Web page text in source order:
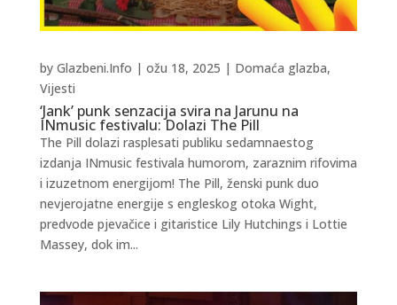
‘Jank’ punk senzacija svira na Jarunu na
INmusic festivalu: Dolazi The Pill
by Glazbeni.Info | ožu 18, 2025 | Domaća glazba,
Vijesti
The Pill dolazi rasplesati publiku sedamnaestog
izdanja INmusic festivala humorom, zaraznim rifovima
i izuzetnom energijom! The Pill, ženski punk duo
nevjerojatne energije s engleskog otoka Wight,
predvode pjevačice i gitaristice Lily Hutchings i Lottie
Massey, dok im...